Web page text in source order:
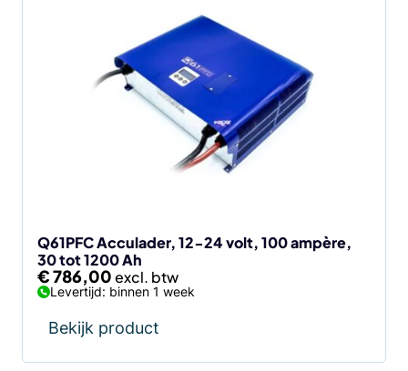
Q61PFC Acculader, 12-24 volt, 100 ampère,
30 tot 1200 Ah
€786,00
Levertijd: binnen 1 week
Bekijk product